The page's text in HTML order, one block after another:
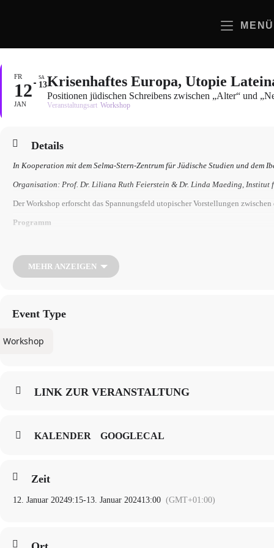
MENÜ
FR
12
JAN
SA
13Krisenhaftes Europa, Utopie
Positionen jüdischen Schreibens zwischen „Alter“ und
Veranstaltungsart Workshop
Details
In Kooperation mit dem Selma-Stern-Zentrum für Jüdische Studien und dem
Organisation: Prof. Dr. Liliana Ruth Feierstein & Dr. Linda Maeding,
Der Workshop erforscht das Spannungsfeld utopischer Vorstellungen
Programm
18:00 Eröffnungsvortrag Juan Pro (Sevilla): Las esperanzas europeas ante el
Moderation und Kommentar: Liliana Ruth Feierstein
9.15-9.30 Workshop-Eröffnung und Grußwort: Liliana Ruth Feierstein, Linda
9.30-10.15 Caspar Battegay (Basel): Von Atlantis an den Amazonas: Juden in
11.30-12.15 Susanne Zepp (Essen): Flucht in die Zukunft: Das
13:00-14:15 Mittagspause
16:15-17:00 Ludovica Picchi (Rom): Contar la historia de los vencidos: una
13. Januar 2024
MEHR ANZEIGEN
Event Type
Workshop
LINK ZUR VERANSTALTUNG
KALENDER GOOGLECAL
Zeit
12. Januar 20249:15-13. Januar 202413:00 (GMT+01:00)